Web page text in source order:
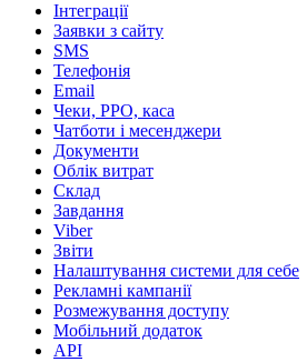
Інтеграції
Заявки з сайту
SMS
Телефонія
Email
Чеки, РРО, каса
Чатботи і месенджери
Документи
Облік витрат
Склад
Завдання
Viber
Звіти
Налаштування системи для себе
Рекламні кампанії
Розмежування доступу
Мобільний додаток
API